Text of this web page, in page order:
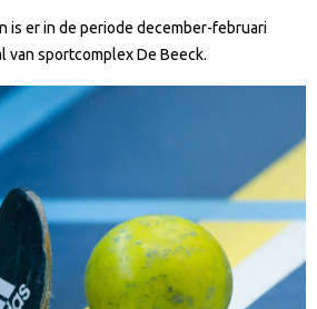
is er in de periode december-februari
van sportcomplex De Beeck.